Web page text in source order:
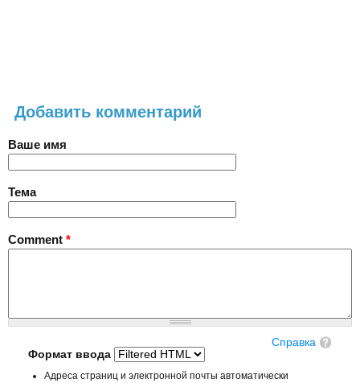
Добавить комментарий
Ваше имя
Тема
Comment *
Справка
Формат ввода
Адреса страниц и электронной почты автоматически